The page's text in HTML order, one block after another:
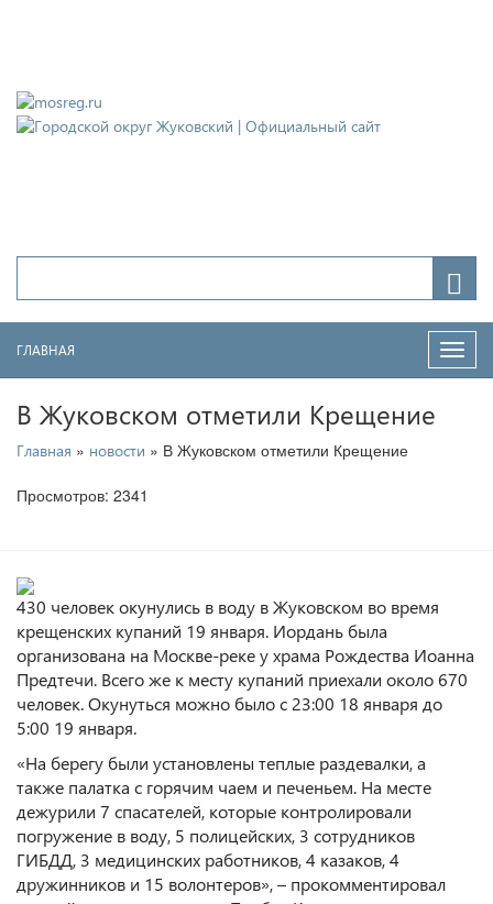
ГЛАВНАЯ
В Жуковском отметили Крещение
Главная » новости » В Жуковском отметили Крещение
Просмотров: 2341
430 человек окунулись в воду в Жуковском во время
крещенских купаний 19 января. Иордань была
организована на Москве-реке у храма Рождества Иоанна
Предтечи. Всего же к месту купаний приехали около 670
человек. Окунуться можно было с 23:00 18 января до
5:00 19 января.
«На берегу были установлены теплые раздевалки, а
также палатка с горячим чаем и печеньем. На месте
дежурили 7 спасателей, которые контролировали
погружение в воду, 5 полицейских, 3 сотрудников
ГИБДД, 3 медицинских работников, 4 казаков, 4
дружинников и 15 волонтеров», – прокомментировал